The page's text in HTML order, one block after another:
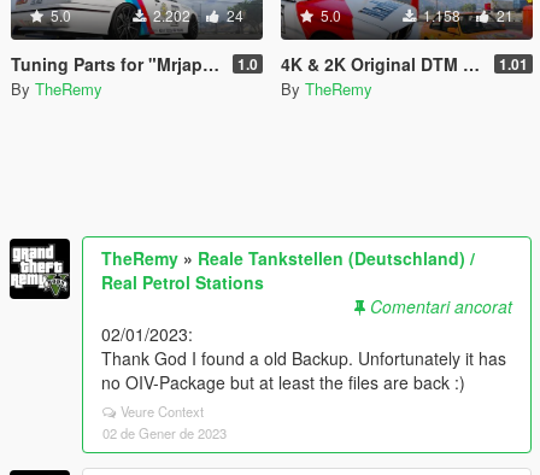
5.0 2.202 24
Tuning Parts for "Mrjappie241's" 1991 BMW E30 M3 1.0
By TheRemy
5.0 1.158 21
4K & 2K Original DTM Liveries for Mrjappie241's BMW M3 E30 1.01
By TheRemy
TheRemy » Reale Tankstellen (Deutschland) /
Real Petrol Stations
Comentari ancorat
02/01/2023:
Thank God I found a old Backup. Unfortunately it has
no OIV-Package but at least the files are back :)
Veure Context
02 de Gener de 2023